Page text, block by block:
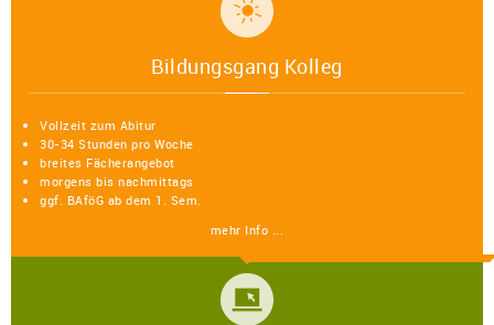
Bildungsgang Kolleg
Vollzeit zum Abitur
30-34 Stunden pro Woche
breites Fächerangebot
morgens bis nachmittags
ggf. BAföG ab dem 1. Sem.
mehr Info ...